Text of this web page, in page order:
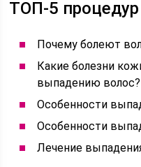
ТОП-5
Почему болеют
Какие болезни
выпадению волос?
Особенности
Особенности
Лечение